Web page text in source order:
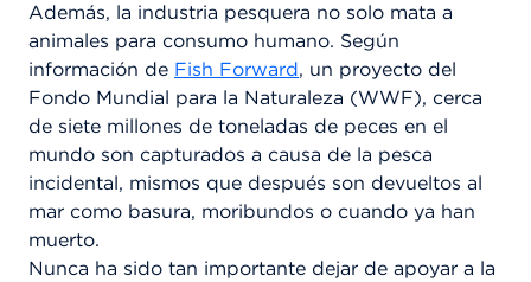
Además, la industria pesquera no solo mata a
animales para consumo humano. Según
información de Fish Forward, un proyecto del
Fondo Mundial para la Naturaleza (WWF), cerca
de siete millones de toneladas de peces en el
mundo son capturados a causa de la pesca
incidental, mismos que después son devueltos al
mar como basura, moribundos o cuando ya han
muerto.
Nunca ha sido tan importante dejar de apoyar a la